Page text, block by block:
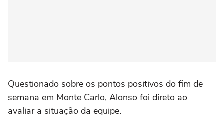
Questionado sobre os pontos positivos do fim de
semana em Monte Carlo, Alonso foi direto ao
avaliar a situação da equipe.